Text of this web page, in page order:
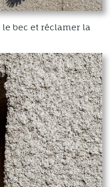
bec et réclamer la